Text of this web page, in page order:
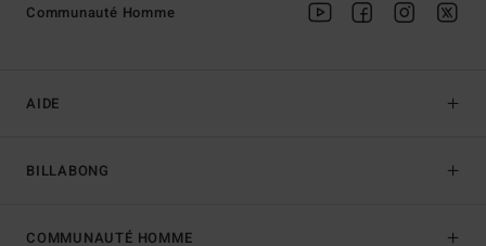
AIDE
BILLABONG
Communauté Homme
COMMUNAUTÉ HOMME